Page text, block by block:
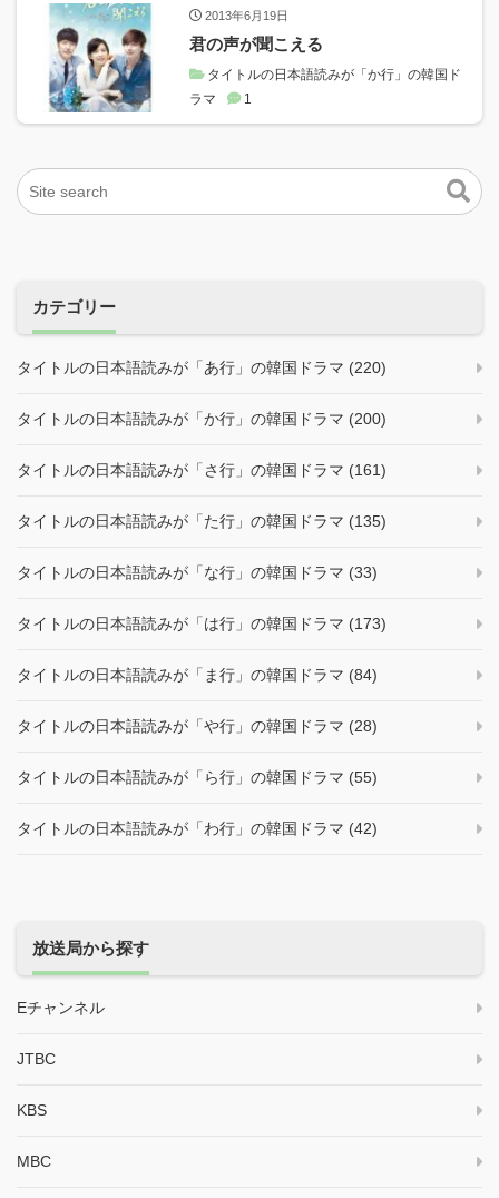
2013年6月19日
君の声が聞こえる
タイトルの日本語読みが「か行」の韓国ド
ラマ
1
カテゴリー
タイトルの日本語読みが「あ行」の韓国ドラマ (220)
タイトルの日本語読みが「か行」の韓国ドラマ (200)
タイトルの日本語読みが「さ行」の韓国ドラマ (161)
タイトルの日本語読みが「た行」の韓国ドラマ (135)
タイトルの日本語読みが「な行」の韓国ドラマ (33)
タイトルの日本語読みが「は行」の韓国ドラマ (173)
タイトルの日本語読みが「ま行」の韓国ドラマ (84)
タイトルの日本語読みが「や行」の韓国ドラマ (28)
タイトルの日本語読みが「ら行」の韓国ドラマ (55)
タイトルの日本語読みが「わ行」の韓国ドラマ (42)
放送局から探す
Eチャンネル
JTBC
KBS
MBC